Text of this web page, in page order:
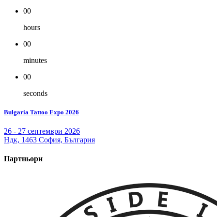
00
hours
00
minutes
00
seconds
Bulgaria Tattoo Expo 2026
26 - 27 септември 2026
Ндк, 1463 София, България
Партньори